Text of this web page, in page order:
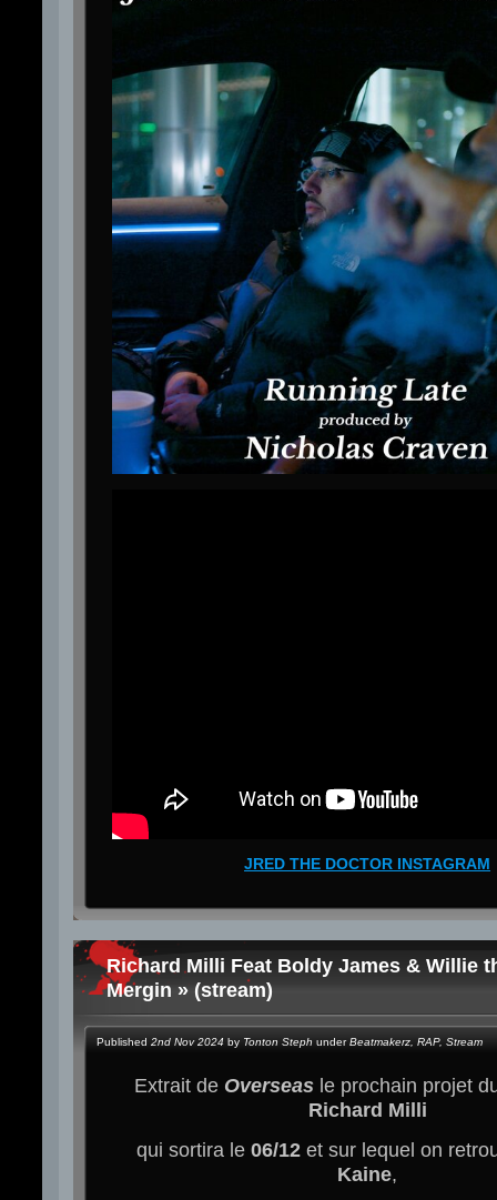
JRED THE DOCTOR INSTAGRAM
Richard Milli Feat Boldy James & Willie
Mergin » (stream)
Published 2nd Nov 2024 by Tonton Steph underBeatmakerz RAP, Stream
Extrait de Overseas le prochain projet
Richard Milli
qui sortira le 06/12et sur lequel on
Kaine,